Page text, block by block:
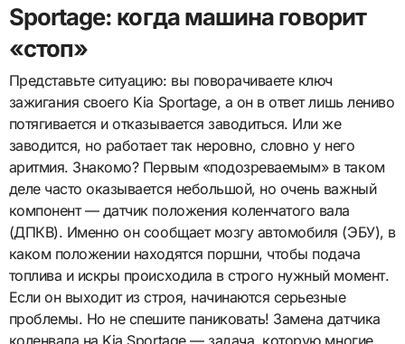
Sportage: когда машина говорит
«стоп»
Представьте ситуацию: вы поворачиваете ключ
зажигания своего Kia Sportage, а он в ответ лишь лениво
потягивается и отказывается заводиться. Или же
заводится, но работает так неровно, словно у него
аритмия. Знакомо? Первым «подозреваемым» в таком
деле часто оказывается небольшой, но очень важный
компонент — датчик положения коленчатого вала
(ДПКВ). Именно он сообщает мозгу автомобиля (ЭБУ), в
каком положении находятся поршни, чтобы подача
топлива и искры происходила в строго нужный момент.
Если он выходит из строя, начинаются серьезные
проблемы. Но не спешите паниковать! Замена датчика
коленвала на Kia Sportage — задача, которую многие